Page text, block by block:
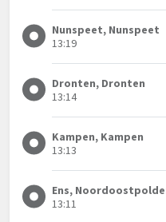
Nunspeet, Nunspeet
13:19
Dronten, Dronten
13:14
Kampen, Kampen
13:13
Ens,
13:11